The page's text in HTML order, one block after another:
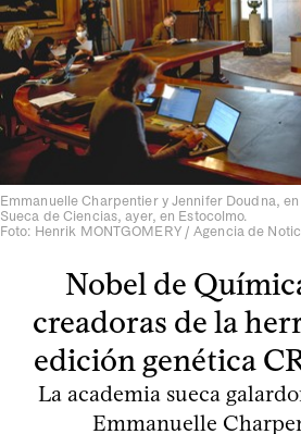
Emmanuelle Charpentier y Jennifer Doudna,
Sueca de Ciencias, ayer, en Estocolmo.
Foto: Henrik MONTGOMERY / Agencia de
Nobel de
creadoras de la
edición genética
La academia sueca
Emmanuelle